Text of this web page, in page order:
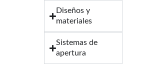
Diseños y
materiales
Sistemas de
apertura